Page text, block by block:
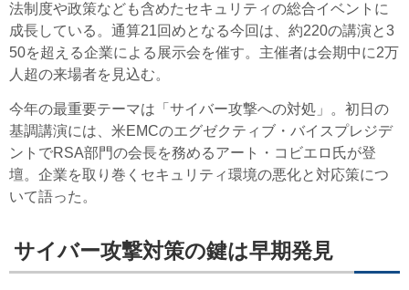
法制度や政策なども含めたセキュリティの総合イベントに
成長している。通算21回めとなる今回は、約220の講演と3
50を超える企業による展示会を催す。主催者は会期中に2万
人超の来場者を見込む。
今年の最重要テーマは「サイバー攻撃への対処」。初日の
基調講演には、米EMCのエグゼクティブ・バイスプレジデ
ントでRSA部門の会長を務めるアート・コビエロ氏が登
壇。企業を取り巻くセキュリティ環境の悪化と対応策につ
いて語った。
サイバー攻撃対策の鍵は早期発見